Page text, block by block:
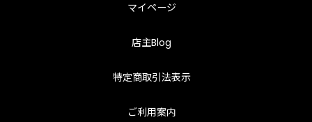
マイページ
店主Blog
特定商取引法表示
ご利用案内